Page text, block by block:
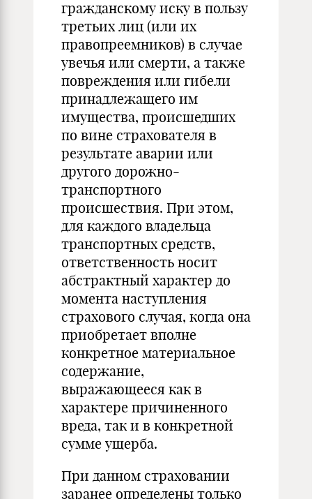
гражданскому иску в пользу
третьих лиц (или их
правопреемников) в случае
увечья или смерти, а также
повреждения или гибели
принадлежащего им
имущества, происшедших
по вине страхователя в
результате аварии или
другого дорожно-
транспортного
происшествия. При этом,
для каждого владельца
транспортных средств,
ответственность носит
абстрактный характер до
момента наступления
страхового случая, когда она
приобретает вполне
конкретное материальное
содержание,
выражающееся как в
характере причиненного
вреда, так и в конкретной
сумме ущерба.
При данном страховании
заранее определены только